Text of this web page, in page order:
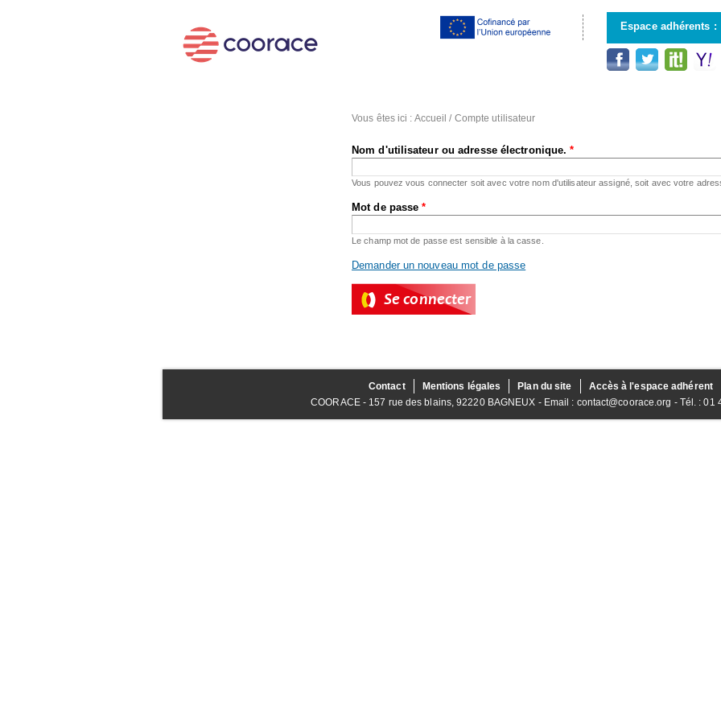
contenu
principal
Espace adhérents :
Vous êtes ici : Accueil / Compte utilisateur
Nom d'utilisateur ou adresse électronique.*
Vous pouvez vous connecter soit avec votre nom d'utilisateur assigné, soit avec votre
Mot de passe*
Le champ mot de passe est sensible à la casse.
Demander un nouveau mot de passe
Contact Mentions légales Plan du site
Accès à l'espace adhérent
COORACE - 157 rue des blains, 92220 BAGNEUX - Email : contact@coorace.org - Tél. : 01